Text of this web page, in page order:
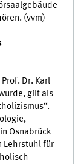
(vvm)
Dr. Karl
gilt als
Osnabrück
Lehrstuhl für